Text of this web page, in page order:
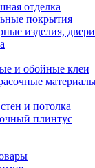
отделка
покрытия
изделия, двери
и обойные клеи
и потолка
плинтус